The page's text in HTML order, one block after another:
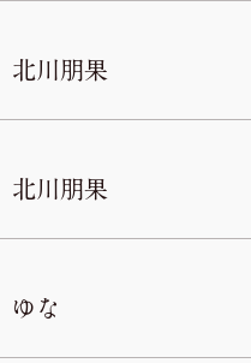
北川朋果
北川朋果
ゆな